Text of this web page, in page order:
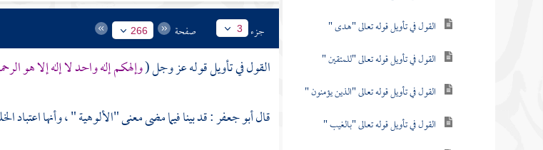
القول في تأويل قوله تعالى "هدى "
القول في تأويل قوله تعالى "للمتقين "
القول في تأويل قوله تعالى "الذين يؤمنون "
القول في تأويل قوله تعالى "بالغيب "
جزء 3 صفحة 266
القول في تأويل قوله عز وجل (وإلهكم إله واحد لا إله إلا هو
قالأبو جعفر: قد بينا فيما مضى معنى "الألوهية " ، وأنها اعتباد